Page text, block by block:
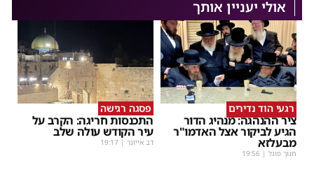
אולי יעניין אותך
רגעי הוד נדירים
ציר ההנהגה: מנהיג הדור
הגיע לביקור אצל האדמו"ר
מבעלזא
חנוך פוגל |
19:56
פסגה רגישה
התכנסות חריגה: הקרב על
עיר הקודש עולה שלב
דב אייזנר |
19:17